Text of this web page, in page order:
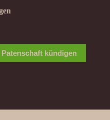
Patenschaft kündigen